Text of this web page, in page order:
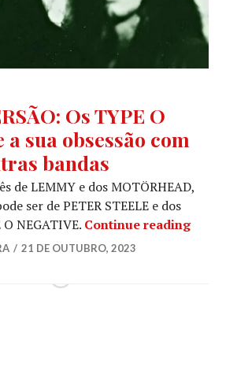
Os TYPE O
a sua obsessão com
bandas
de LEMMY e dos MOTÖRHEAD,
ser de PETER STEELE e dos
NEGATIVE. Continue reading
21 DE OUTUBRO, 2023